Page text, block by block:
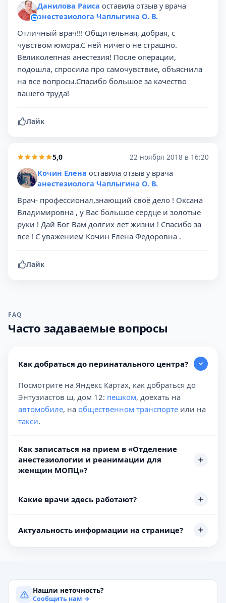
Данилова Раиса оставила отзыв у врача
анестезиолога Чаплыгина О. В.
Отличный врач!!! Общительная, добрая, с
чувством юмора.С ней ничего не страшно.
Великолепная анестезия! После операции,
подошла, спросила про самочувствие, объяснила
на все вопросы.Спасибо большое за качество
вашего труда!
Лайк
5,0 22 ноября 2018 в 16:20
Кочин Елена оставила отзыв у врача
анестезиолога Чаплыгина О. В.
Врач- профессионал,знающий своё дело ! Оксана
Владимировна , у Вас большое сердце и золотые
руки ! Дай Бог Вам долгих лет жизни ! Спасибо за
все ! С уважением Кочин Елена Фёдоровна .
Лайк
FAQ
Часто задаваемые вопросы
Как добраться до перинатального центра?
Посмотрите на Яндекс Картах, как добраться до
Энтузиастов ш, дом 12: пешком, доехать на
автомобиле, на общественном транспорте или на
такси.
Как записаться на прием в «Отделение
анестезиологии и реанимации для
женщин МОПЦ»?
Какие врачи здесь работают?
Актуальность информации на странице?
Нашли неточность?
Сообщить нам →